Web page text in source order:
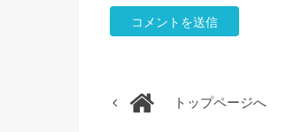
トップページへ